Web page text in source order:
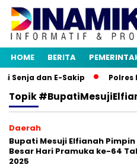
HOME BERITA
Senja dan E-Sakip Polres
Topik
Daerah
Bupati Mesuji Elfianah
Besar Hari Pramuka ke-64
2025